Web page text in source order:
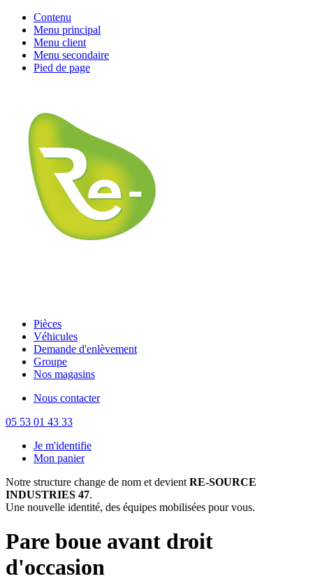
Contenu
Menu principal
Menu client
Menu secondaire
Pied de page
Pièces
Véhicules
Demande d'enlèvement
Groupe
Nos magasins
Nous contacter
05 53 01 43 33
Je m'identifie
Mon panier
Notre structure change de nom et devient RE-SOURCE
INDUSTRIES 47.
Une nouvelle identité, des équipes mobilisées pour vous.
Pare boue avant droit
d'occasion